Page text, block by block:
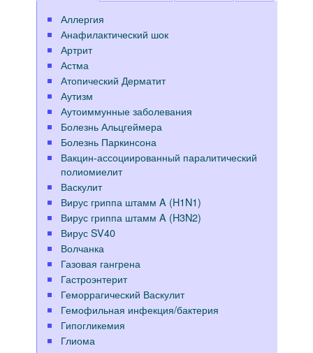
Аллергия
Анафилактический шок
Артрит
Астма
Атопический Дерматит
Аутизм
Аутоиммунные заболевания
Болезнь Альцгеймера
Болезнь Паркинсона
Вакцин-ассоциированный паралитический
полиомиелит
Васкулит
Вирус гриппа штамм A (H1N1)
Вирус гриппа штамм A (H3N2)
Вирус SV40
Волчанка
Газовая гангрена
Гастроэнтерит
Геморрагический Васкулит
Гемофильная инфекция/бактерия
Гипогликемия
Глиома